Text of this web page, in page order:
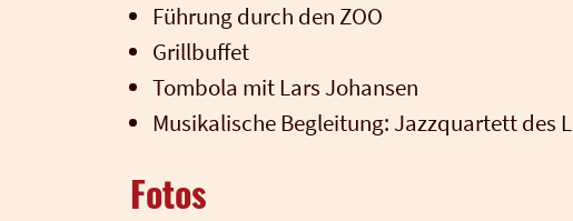
Füh­rung durch den ZOO
Grill­buf­fet
Tom­bo­la mit Lars Johan­sen
Musi­ka­li­sche Beglei­tung: Jazz­quar­tett des
Fotos